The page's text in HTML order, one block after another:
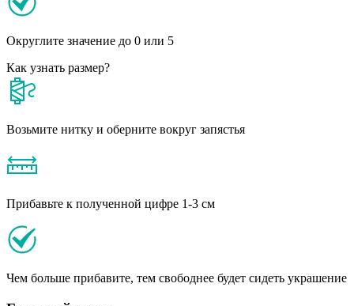
Округлите значение до 0 или 5
Как узнать размер?
Возьмите нитку и оберните вокруг запястья
Прибавьте к полученной цифре 1-3 см
Чем больше прибавите, тем свободнее будет сидеть украшение